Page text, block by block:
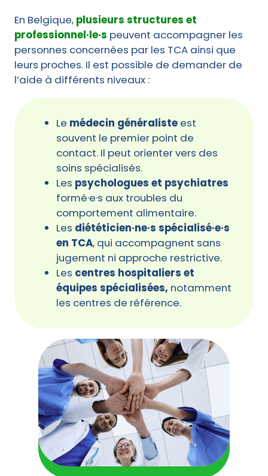
En Belgique, plusieurs structures et
professionnel·le·s peuvent accompagner les
personnes concernées par les TCA ainsi que
leurs proches. Il est possible de demander de
l’aide à différents niveaux :
Le médecin généraliste est
souvent le premier point de
contact. Il peut orienter vers des
soins spécialisés.
Les psychologues et psychiatres
formé·e·s aux troubles du
comportement alimentaire.
Les diététicien·ne·s spécialisé·e·s
en TCA, qui accompagnent sans
jugement ni approche restrictive.
Les centres hospitaliers et
équipes spécialisées, notamment
les centres de référence.